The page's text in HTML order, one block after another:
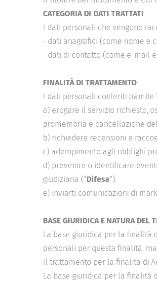
CATEGORIA DI DATI TRATTATI
I dati personali che vengono
- dati anagrafici (come nome e
- dati di contatto (come e-mail
FINALITÀ DI TRATTAMENTO
I dati personali conferiti
a) erogare il servizio richiesto,
promemoria e cancellazione
b) richiedere recensioni e
c) adempimento agli obblighi
d) prevenire o identificare
giudiziaria ("Difesa").
e) inviarti comunicazioni di
BASE GIURIDICA E NATURA DEL
La base giuridica per la finalità
personali per questa finalità,
Il trattamento per la finalità di
La base giuridica per la finalità